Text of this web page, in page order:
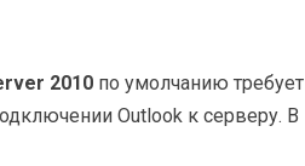
2010 по умолчанию требует
Outlook к серверу. В